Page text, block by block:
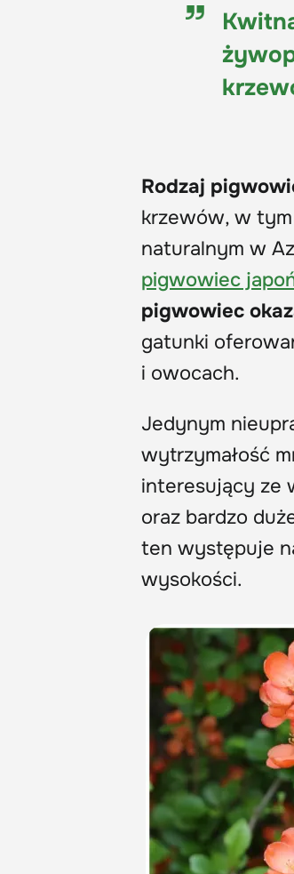
Rodzaj
krzewów, w
naturalnym w
pigwowiec
pigwowiec
gatunki
i owocach.
Jedynym
wytrzymałość
interesujący ze
oraz bardzo
ten występuje
wysokości.